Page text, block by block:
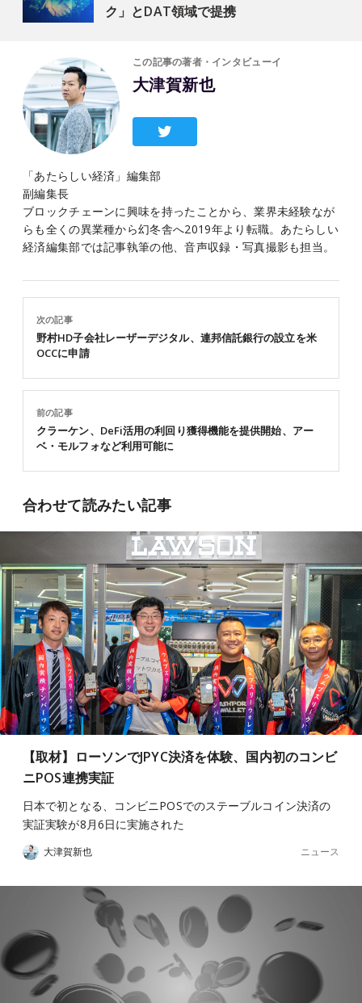
ク」とDAT領域で提携
この記事の著者・インタビューイ
大津賀新也
「あたらしい経済」編集部
副編集長
ブロックチェーンに興味を持ったことから、業界未経験なが
らも全くの異業種から幻冬舎へ2019年より転職。あたらしい
経済編集部では記事執筆の他、音声収録・写真撮影も担当。
前の記事
クラーケン、DeFi活用の利回り獲得機能を提供開始、アー
ベ・モルフォなど利用可能に
次の記事
野村HD子会社レーザーデジタル、連邦信託銀行の設立を米
OCCに申請
合わせて読みたい記事
【取材】ローソンでJPYC決済を体験、国内初のコンビ
ニPOS連携実証
日本で初となる、コンビニPOSでのステーブルコイン決済の
実証実験が8月6日に実施された
大津賀新也 ニュース